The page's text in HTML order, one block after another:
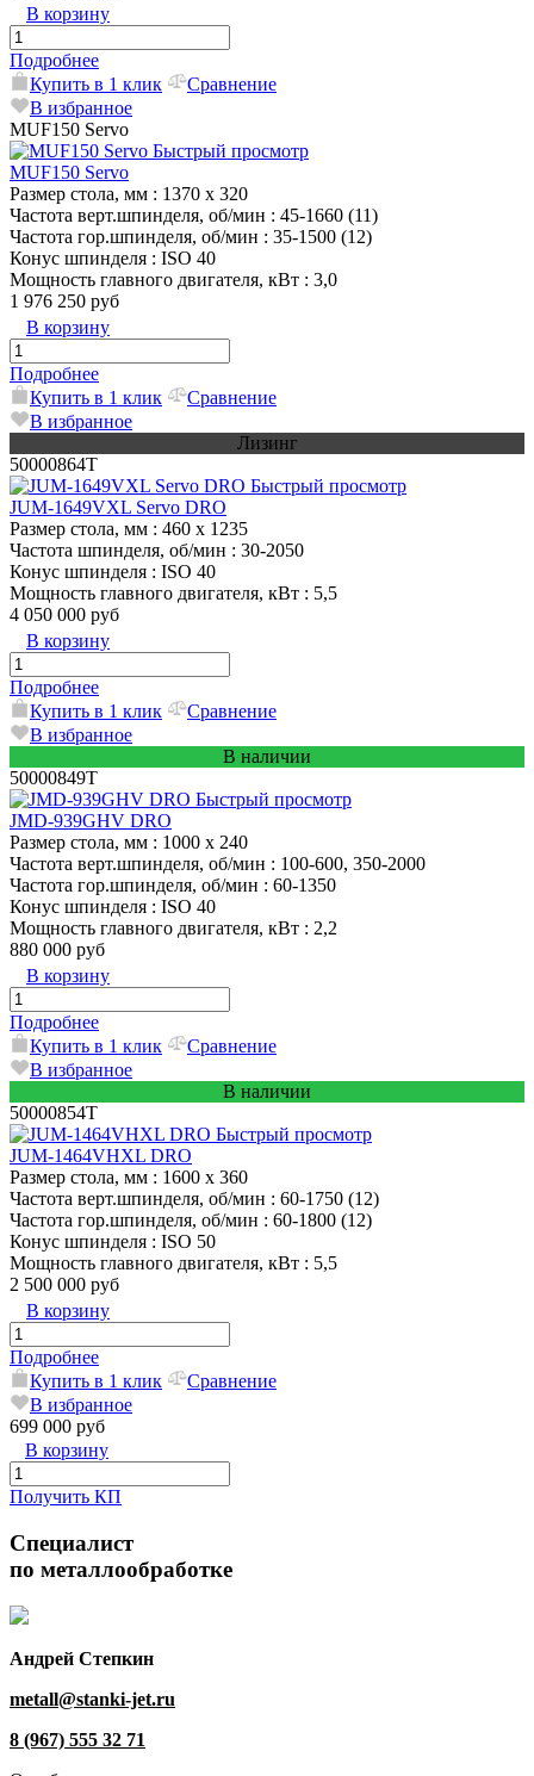
В корзину
Подробнее
Купить в 1 клик
Сравнение
В избранное
MUF150 Servo
Быстрый просмотр
MUF150 Servo
Размер стола, мм : 1370 x 320
Частота верт.шпинделя, об/мин : 45-1660 (11)
Частота гор.шпинделя, об/мин : 35-1500 (12)
Конус шпинделя : ISO 40
Мощность главного двигателя, кВт : 3,0
1 976 250 руб
В корзину
Подробнее
Купить в 1 клик
Сравнение
В избранное
Лизинг
50000864T
Быстрый просмотр
JUM-1649VXL Servo DRO
Размер стола, мм : 460 x 1235
Частота шпинделя, об/мин : 30-2050
Конус шпинделя : ISO 40
Мощность главного двигателя, кВт : 5,5
4 050 000 руб
В корзину
Подробнее
Купить в 1 клик
Сравнение
В избранное
В наличии
50000849T
Быстрый просмотр
JMD-939GHV DRO
Размер стола, мм : 1000 х 240
Частота верт.шпинделя, об/мин : 100-600, 350-2000
Частота гор.шпинделя, об/мин : 60-1350
Конус шпинделя : ISO 40
Мощность главного двигателя, кВт : 2,2
880 000 руб
В корзину
Подробнее
Купить в 1 клик
Сравнение
В избранное
В наличии
50000854T
Быстрый просмотр
JUM-1464VHXL DRO
Размер стола, мм : 1600 x 360
Частота верт.шпинделя, об/мин : 60-1750 (12)
Частота гор.шпинделя, об/мин : 60-1800 (12)
Конус шпинделя : ISO 50
Мощность главного двигателя, кВт : 5,5
2 500 000 руб
В корзину
Подробнее
Купить в 1 клик
Сравнение
В избранное
699 000 руб
В корзину
Получить КП
Специалист
по металлообработке
Андрей Степкин
metall@stanki-jet.ru
8 (967) 555 32 71